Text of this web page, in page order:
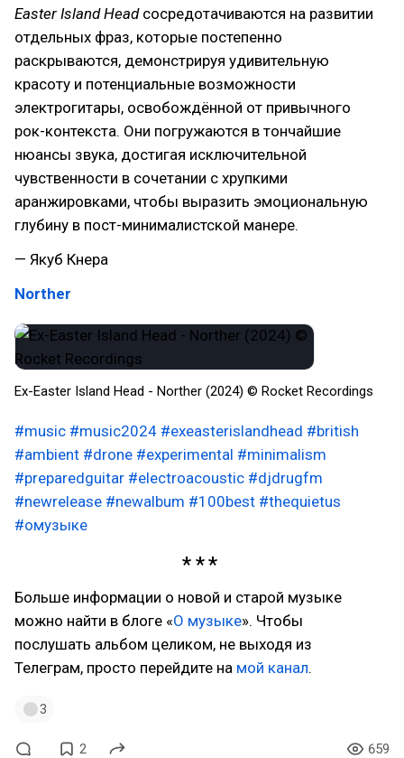
Easter Island Headсосредотачиваются на развитии
отдельных фраз, которые постепенно
раскрываются, демонстрируя удивительную
красоту и потенциальные возможности
электрогитары, освобождённой от привычного
рок-контекста. Они погружаются в тончайшие
нюансы звука, достигая исключительной
чувственности в сочетании с хрупкими
аранжировками, чтобы выразить эмоциональную
глубину в пост-минималистской манере.
— Якуб Кнера
Norther
Ex-Easter Island Head - Norther (2024) © Rocket Recordings
#music #music2024 #exeasterislandhead #british
#ambient #drone #experimental #minimalism
#preparedguitar #electroacoustic #djdrugfm
#newrelease #newalbum #100best #thequietus
#омузыке
Больше информации о новой и старой музыке
можно найти в блоге «О музыке». Чтобы
послушать альбом целиком, не выходя из
Телеграм, просто перейдите на мой канал.
3
2 659